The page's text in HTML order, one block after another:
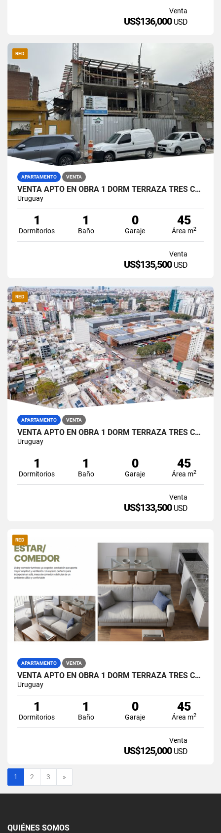
Venta
US$136,000 USD
RED
APARTAMENTO VENTA
VENTA APTO EN OBRA 1 DORM TERRAZA TRES CRUCES
Uruguay
1
Dormitorios
1
Baño
0
Garaje
45
Área m2
Venta
US$135,500 USD
RED
APARTAMENTO VENTA
VENTA APTO EN OBRA 1 DORM TERRAZA TRES CRUCES
Uruguay
1
Dormitorios
1
Baño
0
Garaje
45
Área m2
Venta
US$133,500 USD
RED
APARTAMENTO VENTA
VENTA APTO EN OBRA 1 DORM TERRAZA TRES CRUCES
Uruguay
1
Dormitorios
1
Baño
0
Garaje
45
Área m2
Venta
US$125,000 USD
1 2 3 »
QUIÉNES SOMOS